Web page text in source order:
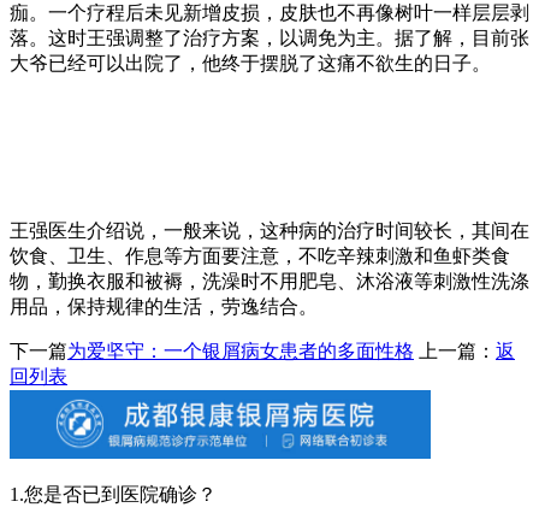
痂。一个疗程后未见新增皮损，皮肤也不再像树叶一样层层剥
落。这时王强调整了治疗方案，以调免为主。据了解，目前张
大爷已经可以出院了，他终于摆脱了这痛不欲生的日子。
王强医生介绍说，一般来说，这种病的治疗时间较长，其间在
饮食、卫生、作息等方面要注意，不吃辛辣刺激和鱼虾类食
物，勤换衣服和被褥，洗澡时不用肥皂、沐浴液等刺激性洗涤
用品，保持规律的生活，劳逸结合。
下一篇为爱坚守：一个银屑病女患者的多面性格 上一篇： 返
回列表
1.您是否已到医院确诊？